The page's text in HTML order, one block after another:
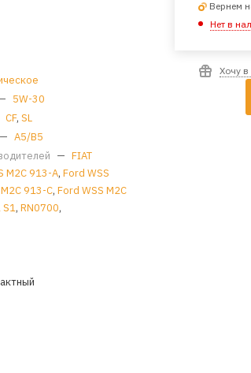
5W-30
CF,SL
— A5/B5
— FIAT
M2C 913-A,Ford WSS
913-C,Ford WSS M2C
S1,RN0700,
Вернем
Нет в
Хочу